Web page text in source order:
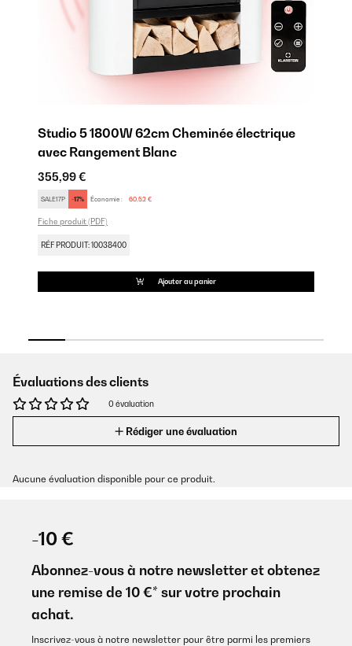
Studio 5 1800W 62cm Cheminée électrique
avec Rangement Blanc
355,99 €
SALE17P -17% Économie : 60,52 €
Fiche produit (PDF)
RÉF PRODUIT: 10038400
Ajouter au panier
Évaluations des clients
0 évaluation
Rédiger une évaluation
Aucune évaluation disponible pour ce produit.
-10 €
Abonnez-vous à notre newsletter et obtenez
une remise de 10 €* sur votre prochain
achat.
Inscrivez-vous à notre newsletter pour être parmi les premiers